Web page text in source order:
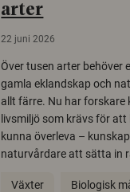
arter
22 juni 2026
Över tusen arter behöver
gamla eklandskap och
allt färre. Nu har forskare
livsmiljö som krävs för att
kunna överleva –
naturvårdare att sätta in
Växter Biologisk